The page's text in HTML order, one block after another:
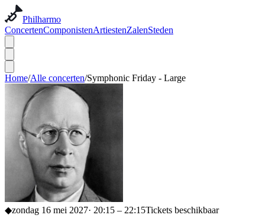
Philharmo
ConcertenComponistenArtiestenZalenSteden
Home/Alle concerten/Symphonic Friday - Large
◆zondag 16 mei 2027· 20:15 – 22:15Tickets beschikbaar